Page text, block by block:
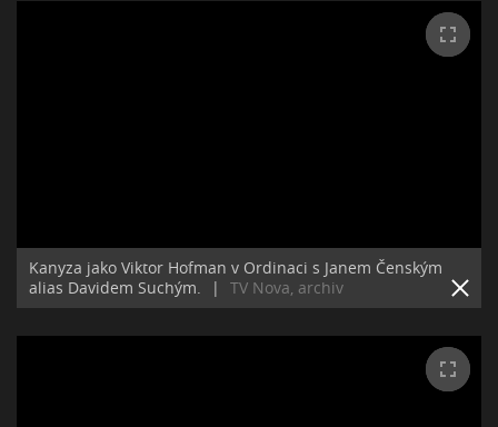
Kanyza jako Viktor Hofman v Ordinaci s Janem Čenským
alias Davidem Suchým.
| TV Nova, archiv